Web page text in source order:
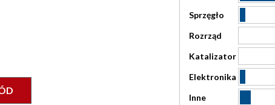
Sprzęgło
Rozrząd
Katalizator
Elektronika
Inne